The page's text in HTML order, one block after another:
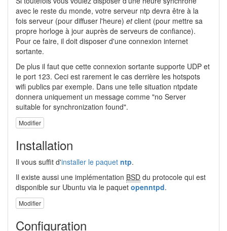
avec le reste du monde, votre serveur ntp devra être à la
fois serveur (pour diffuser l'heure) etclient (pour mettre sa
propre horloge à jour auprès de serveurs de confiance).
Pour ce faire, il doit disposer d'une connexion internet
sortante.
De plus il faut que cette connexion sortante supporte UDP et
le port 123. Ceci est rarement le cas derrière les hotspots
wifi publics par exemple. Dans une telle situation ntpdate
donnera uniquement un message comme "no Server
suitable for synchronization found".
Modifier
Installation
Il vous suffit d'installer le paquet ntp.
Il existe aussi une implémentation BSD du protocole qui est
disponible sur Ubuntu via le paquet openntpd.
Modifier
Configuration